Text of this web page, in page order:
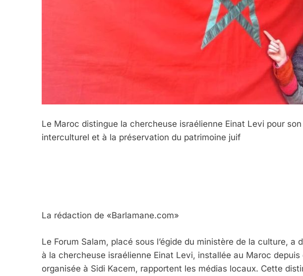
Le Maroc distingue la chercheuse israélienne Einat Levi pour
interculturel et à la préservation du patrimoine juif
La rédaction de «Barlamane.com»
Le Forum Salam, placé sous l’égide du ministère de la culture,
à la chercheuse israélienne Einat Levi, installée au Maroc depuis
organisée à Sidi Kacem, rapportent les médias locaux. Cette